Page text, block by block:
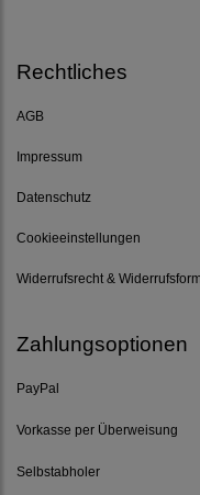
Rechtliches
AGB
Impressum
Datenschutz
Cookieeinstellungen
Widerrufsrecht &
Zahlungsoptionen
PayPal
Vorkasse per Überweisung
Selbstabholer